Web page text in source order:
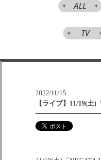
ALL
TV
2022/11/15
【ライブ】11/19(土